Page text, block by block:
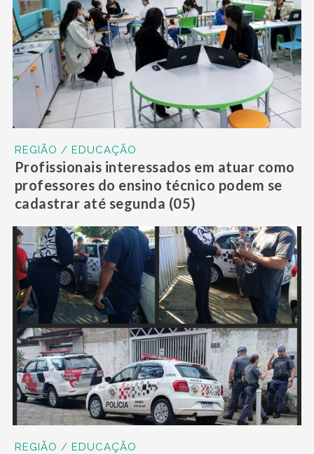
REGIÃO / EDUCAÇÃO
Profissionais interessados em atuar como
professores do ensino técnico podem se
cadastrar até segunda (05)
REGIÃO / EDUCAÇÃO